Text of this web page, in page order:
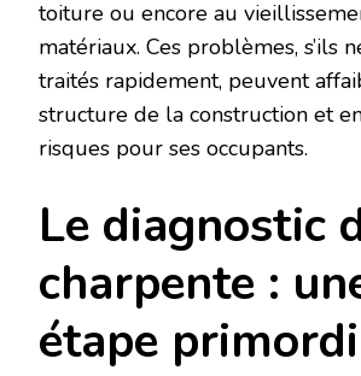
toiture ou encore au
matériaux. Ces problèmes, s’ils
traités rapidement, peuvent
structure de la construction et
risques pour ses occupants.
Le diagnostic
charpente :
étape